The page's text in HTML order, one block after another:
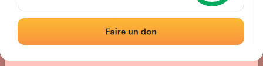
› Localisation du fronton